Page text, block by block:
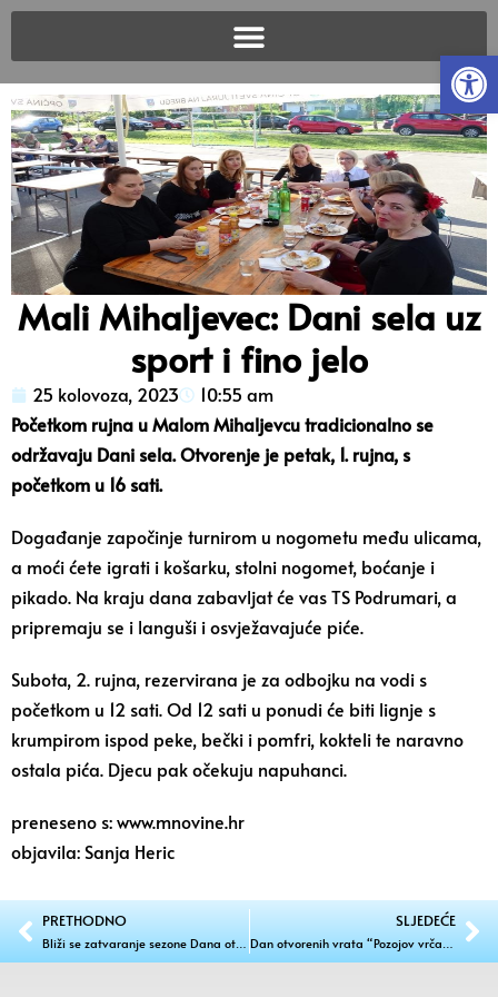
Mali Mihaljevec: Dani sela uz
sport i fino jelo
25 kolovoza, 2023
10:55 am
Početkom rujna u Malom Mihaljevcu tradicionalno se
održavaju Dani sela. Otvorenje je petak, 1. rujna, s
početkom u 16 sati.
Događanje započinje turnirom u nogometu među ulicama,
a moći ćete igrati i košarku, stolni nogomet, boćanje i
pikado. Na kraju dana zabavljat će vas TS Podrumari, a
pripremaju se i languši i osvježavajuće piće.
Subota, 2. rujna, rezervirana je za odbojku na vodi s
početkom u 12 sati. Od 12 sati u ponudi će biti lignje s
krumpirom ispod peke, bečki i pomfri, kokteli te naravno
ostala pića. Djecu pak očekuju napuhanci.
preneseno s: www.mnovine.hr
objavila: Sanja Heric
PRETHODNO
Bliži se zatvaranje sezone Dana otvorenih vrata na Matulovu gruntu uz tradiciju i književnost
SLJEDEĆE
Dan otvorenih vrata “Pozojov vrčak/Dragon’s garden & “Pozojova hiža/Dragon’s cottage”